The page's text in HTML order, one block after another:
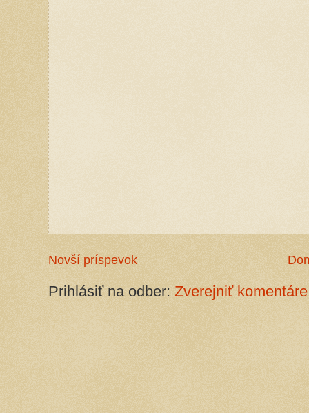
Novší príspevok
Prihlásiť na odber: Zverejniť